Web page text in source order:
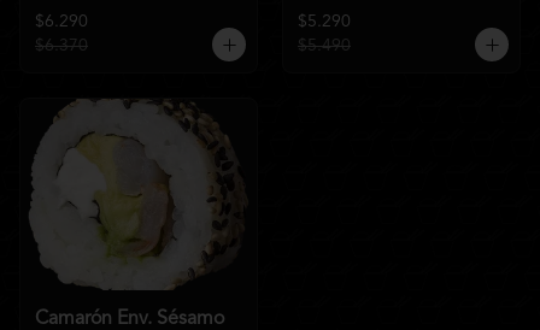
$6.290
$6.370
$5.290
$5.490
Camarón Env. Sésamo